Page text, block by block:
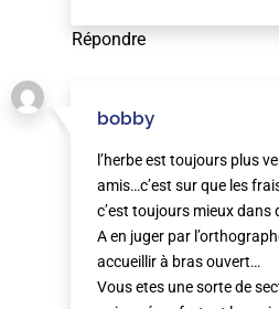
Répondre
bobby
l’herbe est toujours plus
amis…c’est sur que les
c’est toujours mieux dans
A en juger par
accueillir à bras ouvert…
Vous etes une sorte de